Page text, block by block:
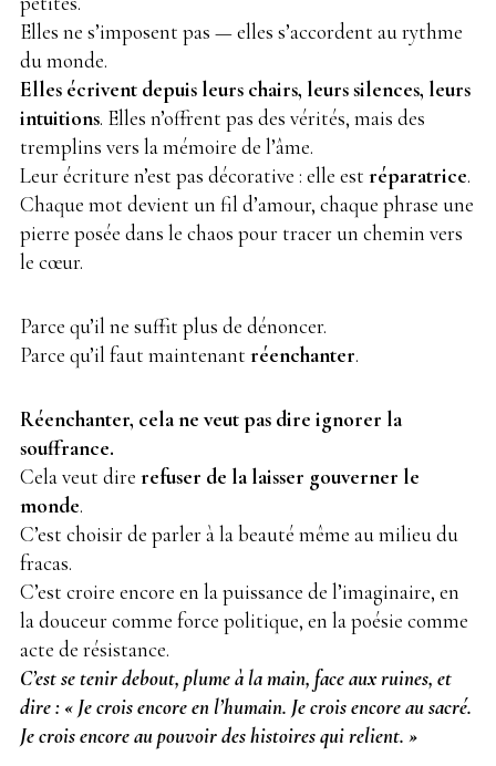
Elles ne s’imposent pas — elles s’accordent au rythme
du monde.
Elles écrivent depuis leurs chairs, leurs silences, leurs
intuitions. Elles n’offrent pas des vérités, mais des
tremplins vers la mémoire de l’âme.
Leur écriture n’est pas décorative : elle est réparatrice.
Chaque mot devient un fil d’amour, chaque phrase une
pierre posée dans le chaos pour tracer un chemin vers
le cœur.
Parce qu’il ne suffit plus de dénoncer.
Parce qu’il faut maintenant réenchanter.
Réenchanter, cela ne veut pas dire ignorer la
souffrance.
Cela veut dire refuser de la laisser gouverner le
monde.
C’est choisir de parler à la beauté même au milieu du
fracas.
C’est croire encore en la puissance de l’imaginaire, en
la douceur comme force politique, en la poésie comme
acte de résistance.
C’est se tenir debout, plume à la main, face aux ruines, et
dire : « Je crois encore en l’humain. Je crois encore au sacré.
Je crois encore au pouvoir des histoires qui relient. »